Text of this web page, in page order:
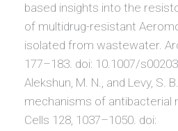
based insights into the
of multidrug-resistant
isolated from wastewater.
177–183. doi: 10.1007/
Alekshun, M. N., and Levy, S.
mechanisms of antibacterial
Cells 128, 1037–1050. doi: